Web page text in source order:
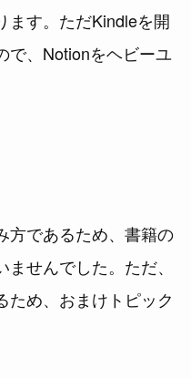
ます。ただKindleを開
で、Notionをヘビーユ
方であるため、書籍の
せんでした。ただ、
ため、おまけトピック